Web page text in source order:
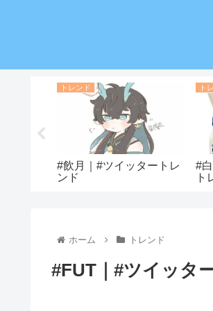
トレンド
#飲月｜#ツイッタートレ
ンド
ト
#
ト
ホーム トレンド
#FUT｜#ツイッタ